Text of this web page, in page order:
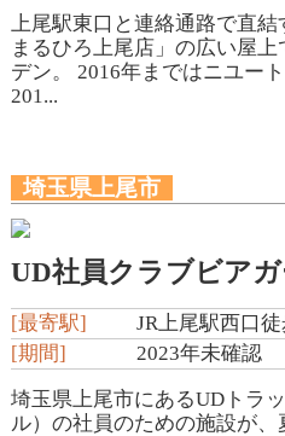
上尾駅東口と連絡通路で直
まるひろ上尾店」の広い屋
デン。 2016年まではニユー
201...
埼玉県上尾市
UD社員クラブビア
[最寄駅]
JR上尾駅西口
[期間]
2023年未確認
埼玉県上尾市にあるUDトラ
ル）の社員のための施設が、